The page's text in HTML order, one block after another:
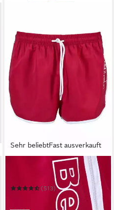
Sehr beliebtFast ausverkauft
Badeshorts Bradley
(513)
in 1-2 Werktagen bei dir